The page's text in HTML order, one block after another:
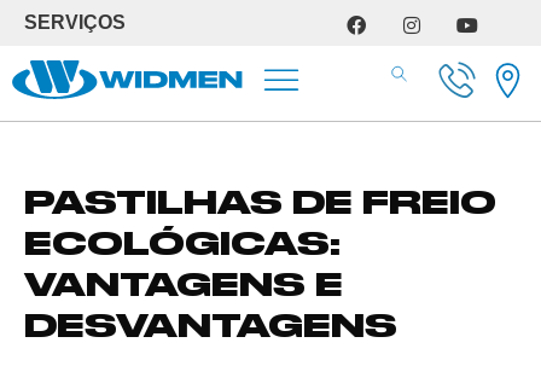
SERVIÇOS
PASTILHAS DE FREIO
ECOLÓGICAS:
VANTAGENS E
DESVANTAGENS